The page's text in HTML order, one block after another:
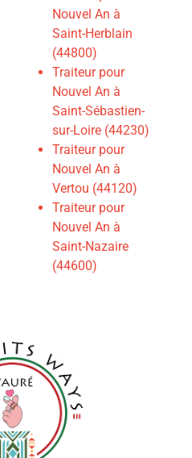
Nouvel An à
Saint-Herblain
(44800)
Traiteur pour
Nouvel An à
Saint-Sébastien-
sur-Loire (44230)
Traiteur pour
Nouvel An à
Vertou (44120)
Traiteur pour
Nouvel An à
Saint-Nazaire
(44600)